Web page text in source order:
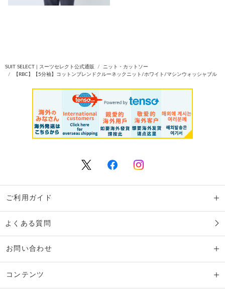
SUIT SELECT | スーツセレクト公式通販
ニット・カットソー
【RBC】【5分袖】コットンブレンドクルーネックニット/ホワイト/マシンウォッシャブル
ご利用ガイド
よくある質問
お問い合わせ
コンテンツ